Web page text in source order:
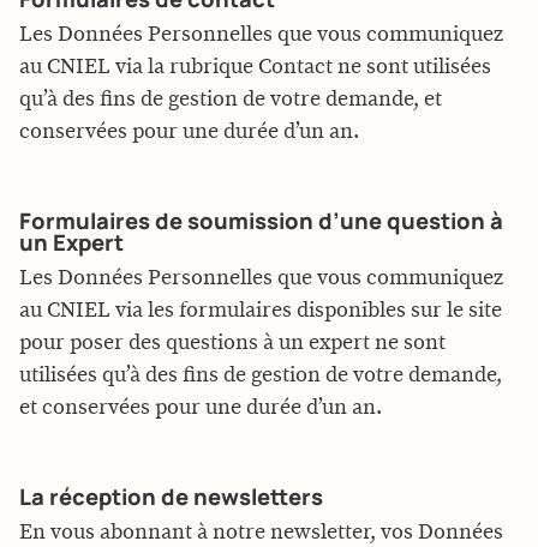
Les Données Personnelles que vous communiquez
au CNIEL via la rubrique Contact ne sont utilisées
qu’à des fins de gestion de votre demande, et
conservées pour une durée d’un an.
Formulaires de soumission d’une question à
un Expert
Les Données Personnelles que vous communiquez
au CNIEL via les formulaires disponibles sur le site
pour poser des questions à un expert ne sont
utilisées qu’à des fins de gestion de votre demande,
et conservées pour une durée d’un an.
La réception de newsletters
En vous abonnant à notre newsletter, vos Données